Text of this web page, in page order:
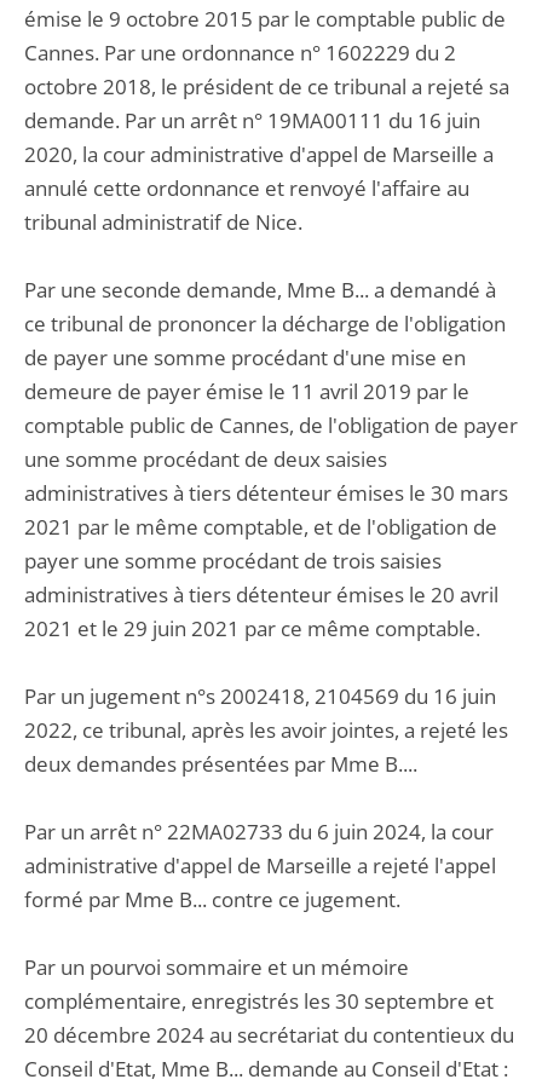
émise le 9 octobre 2015 par le comptable public de
Cannes. Par une ordonnance n° 1602229 du 2
octobre 2018, le président de ce tribunal a rejeté sa
demande. Par un arrêt n° 19MA00111 du 16 juin
2020, la cour administrative d'appel de Marseille a
annulé cette ordonnance et renvoyé l'affaire au
tribunal administratif de Nice.
Par une seconde demande, Mme B... a demandé à
ce tribunal de prononcer la décharge de l'obligation
de payer une somme procédant d'une mise en
demeure de payer émise le 11 avril 2019 par le
comptable public de Cannes, de l'obligation de payer
une somme procédant de deux saisies
administratives à tiers détenteur émises le 30 mars
2021 par le même comptable, et de l'obligation de
payer une somme procédant de trois saisies
administratives à tiers détenteur émises le 20 avril
2021 et le 29 juin 2021 par ce même comptable.
Par un jugement n°s 2002418, 2104569 du 16 juin
2022, ce tribunal, après les avoir jointes, a rejeté les
deux demandes présentées par Mme B....
Par un arrêt n° 22MA02733 du 6 juin 2024, la cour
administrative d'appel de Marseille a rejeté l'appel
formé par Mme B... contre ce jugement.
Par un pourvoi sommaire et un mémoire
complémentaire, enregistrés les 30 septembre et
20 décembre 2024 au secrétariat du contentieux du
Conseil d'Etat, Mme B... demande au Conseil d'Etat :